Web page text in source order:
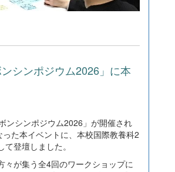
シンポジウム2026」に本
ンシンポジウム2026」が開催され
た本イベントに、本校国際教養科2
登壇しました。
々が集う全4回のワークショップに